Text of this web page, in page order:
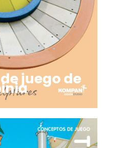
juego de